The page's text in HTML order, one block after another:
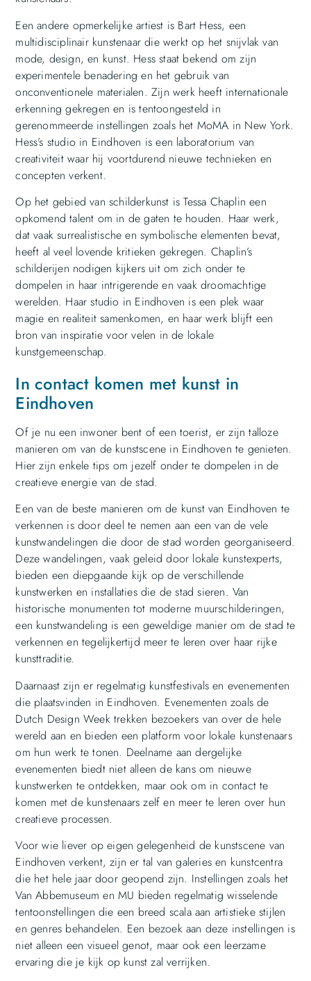
Een andere opmerkelijke artiest is Bart Hess, een
multidisciplinair kunstenaar die werkt op het snijvlak van
mode, design, en kunst. Hess staat bekend om zijn
experimentele benadering en het gebruik van
onconventionele materialen. Zijn werk heeft internationale
erkenning gekregen en is tentoongesteld in
gerenommeerde instellingen zoals het MoMA in New York.
Hess’s studio in Eindhoven is een laboratorium van
creativiteit waar hij voortdurend nieuwe technieken en
concepten verkent.
Op het gebied van schilderkunst is Tessa Chaplin een
opkomend talent om in de gaten te houden. Haar werk,
dat vaak surrealistische en symbolische elementen bevat,
heeft al veel lovende kritieken gekregen. Chaplin’s
schilderijen nodigen kijkers uit om zich onder te
dompelen in haar intrigerende en vaak droomachtige
werelden. Haar studio in Eindhoven is een plek waar
magie en realiteit samenkomen, en haar werk blijft een
bron van inspiratie voor velen in de lokale
kunstgemeenschap.
In contact komen met kunst in
Eindhoven
Of je nu een inwoner bent of een toerist, er zijn talloze
manieren om van de kunstscene in Eindhoven te genieten.
Hier zijn enkele tips om jezelf onder te dompelen in de
creatieve energie van de stad.
Een van de beste manieren om de kunst van Eindhoven te
verkennen is door deel te nemen aan een van de vele
kunstwandelingen die door de stad worden georganiseerd.
Deze wandelingen, vaak geleid door lokale kunstexperts,
bieden een diepgaande kijk op de verschillende
kunstwerken en installaties die de stad sieren. Van
historische monumenten tot moderne muurschilderingen,
een kunstwandeling is een geweldige manier om de stad te
verkennen en tegelijkertijd meer te leren over haar rijke
kunsttraditie.
Daarnaast zijn er regelmatig kunstfestivals en evenementen
die plaatsvinden in Eindhoven. Evenementen zoals de
Dutch Design Week trekken bezoekers van over de hele
wereld aan en bieden een platform voor lokale kunstenaars
om hun werk te tonen. Deelname aan dergelijke
evenementen biedt niet alleen de kans om nieuwe
kunstwerken te ontdekken, maar ook om in contact te
komen met de kunstenaars zelf en meer te leren over hun
creatieve processen.
Voor wie liever op eigen gelegenheid de kunstscene van
Eindhoven verkent, zijn er tal van galeries en kunstcentra
die het hele jaar door geopend zijn. Instellingen zoals het
Van Abbemuseum en MU bieden regelmatig wisselende
tentoonstellingen die een breed scala aan artistieke stijlen
en genres behandelen. Een bezoek aan deze instellingen is
niet alleen een visueel genot, maar ook een leerzame
ervaring die je kijk op kunst zal verrijken.